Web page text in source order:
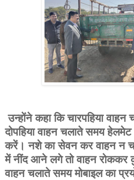
उन्होंने कहा कि चारपहिया
दोपहिया वाहन चलाते समय
करें। नशे का सेवन कर वाहन न
में नींद आने लगे तो वाहन
वाहन चलाते समय मोबाइल का